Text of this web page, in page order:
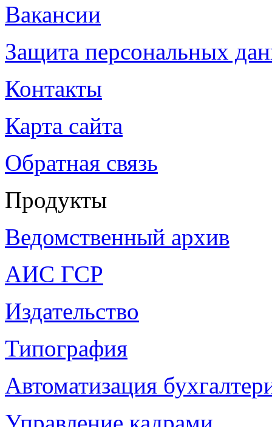
Вакансии
Защита персональных
Контакты
Карта сайта
Обратная связь
Продукты
Ведомственный архив
АИС ГСР
Издательство
Типография
Автоматизация